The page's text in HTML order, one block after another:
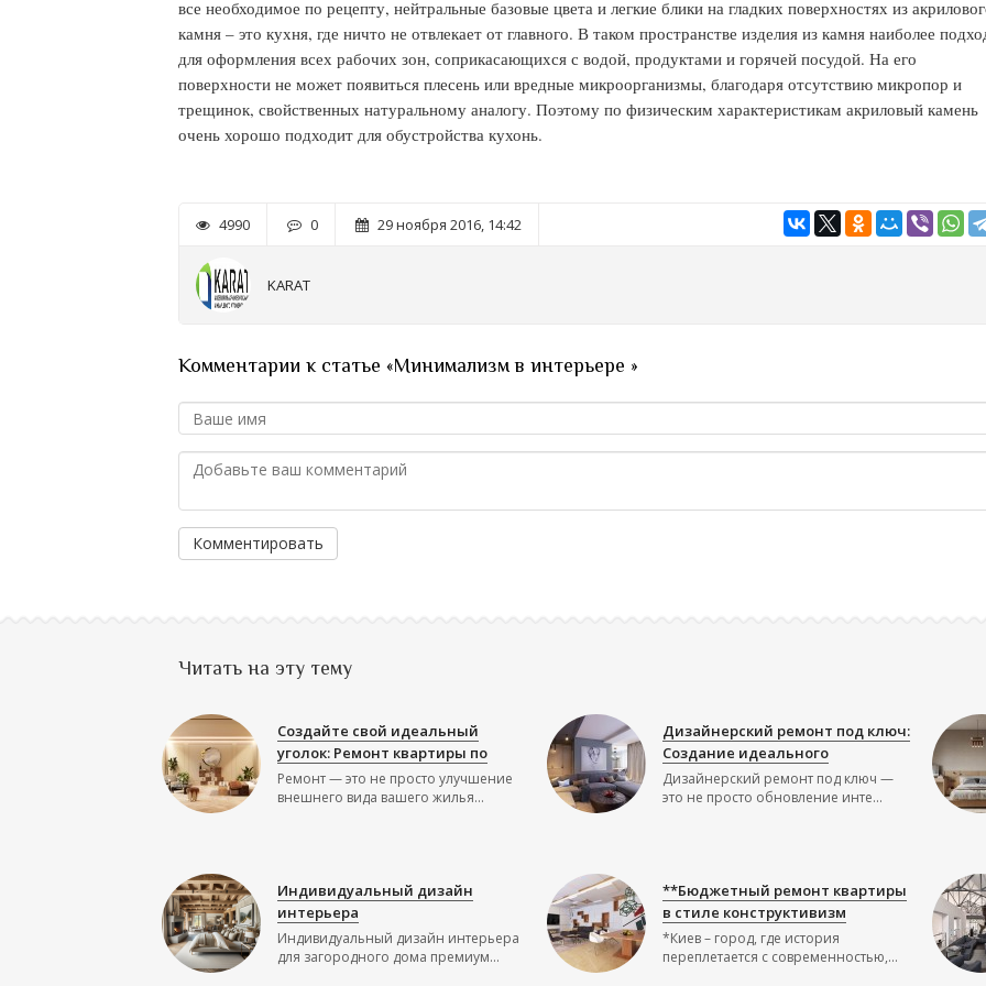
все необходимое по рецепту, нейтральные базовые цвета и легкие блики на гладких поверхностях из
камня – это кухня, где ничто не отвлекает от главного. В таком пространстве изделия из камня наиболее
для оформления всех рабочих зон, соприкасающихся с водой, продуктами и горячей посудой. На его
поверхности не может появиться плесень или вредные микроорганизмы, благодаря отсутствию микропор и
трещинок, свойственных натуральному аналогу. Поэтому по физическим характеристикам акриловый камень
очень хорошо подходит для обустройства кухонь.
4990 0 29 ноября 2016, 14:42
KARAT
Комментарии к статье «Минимализм в интерьере »
Комментировать
Читать на эту тему
Создайте свой идеальный
уголок: Ремонт квартиры по
Ремонт — это не просто улучшение
внешнего вида вашего жилья...
Дизайнерский ремонт под ключ:
Создание идеального
Дизайнерский ремонт под ключ —
это не просто обновление инте...
Индивидуальный дизайн
интерьера
Индивидуальный дизайн интерьера
для загородного дома премиум...
**Бюджетный ремонт квартиры
в стиле конструктивизм
*Киев – город, где история
переплетается с современностью,...